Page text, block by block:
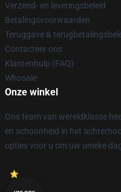
Verzend- en leveringsbeleid
Betalingsvoorwaarden
Teruggave &
Contacteer ons
Klantenhulp (FAQ)
Whosale
Onze winkel
Ons team van wereldklasse
en schoonheid in het
opties voor u om uw unieke